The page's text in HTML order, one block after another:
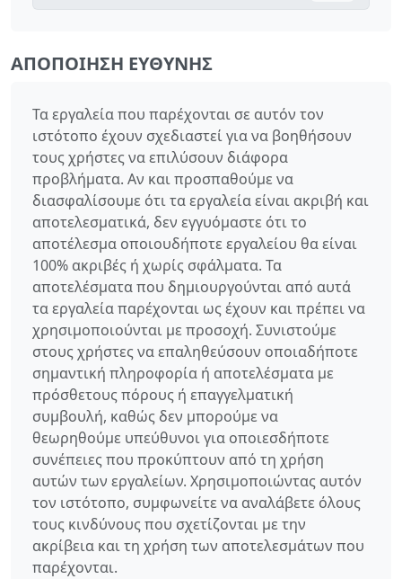
ΑΠΟΠΟΊΗΣΗ ΕΥΘΎΝΗΣ
Τα εργαλεία που παρέχονται σε αυτόν τον
ιστότοπο έχουν σχεδιαστεί για να βοηθήσουν
τους χρήστες να επιλύσουν διάφορα
προβλήματα. Αν και προσπαθούμε να
διασφαλίσουμε ότι τα εργαλεία είναι ακριβή και
αποτελεσματικά, δεν εγγυόμαστε ότι το
αποτέλεσμα οποιουδήποτε εργαλείου θα είναι
100% ακριβές ή χωρίς σφάλματα. Τα
αποτελέσματα που δημιουργούνται από αυτά
τα εργαλεία παρέχονται ως έχουν και πρέπει να
χρησιμοποιούνται με προσοχή. Συνιστούμε
στους χρήστες να επαληθεύσουν οποιαδήποτε
σημαντική πληροφορία ή αποτελέσματα με
πρόσθετους πόρους ή επαγγελματική
συμβουλή, καθώς δεν μπορούμε να
θεωρηθούμε υπεύθυνοι για οποιεσδήποτε
συνέπειες που προκύπτουν από τη χρήση
αυτών των εργαλείων. Χρησιμοποιώντας αυτόν
τον ιστότοπο, συμφωνείτε να αναλάβετε όλους
τους κινδύνους που σχετίζονται με την
ακρίβεια και τη χρήση των αποτελεσμάτων που
παρέχονται.